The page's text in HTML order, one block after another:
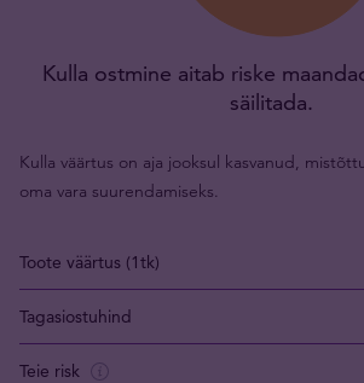
Kulla ostmine aitab riske
säilitada.
Kulla väärtus on aja jooksul kasvanud,
oma vara suurendamiseks.
Toote väärtus (1tk)
Tagasiostuhind
Teie risk